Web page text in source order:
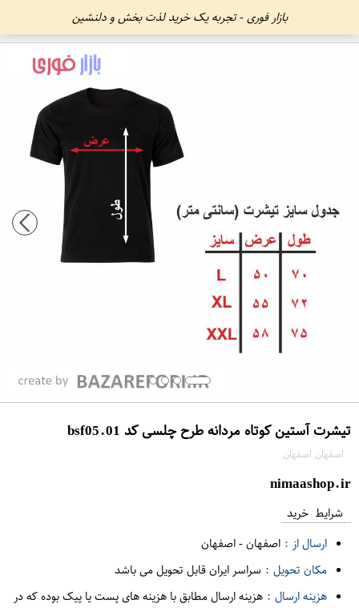
بازار فوری - تجربه یک خرید لذت بخش و دلنشین
تیشرت آستین کوتاه مردانه طرح چلسی کد bsf05.01
اصفهان اصفهان
nimaashop.ir
شرایط خرید
ارسال از : اصفهان-اصفهان
مکان تحویل : سراسر ایران قابل تحویل می باشد
هزینه ارسال : هزینه ارسال مطابق با هزینه های پست یا پیک بوده که در